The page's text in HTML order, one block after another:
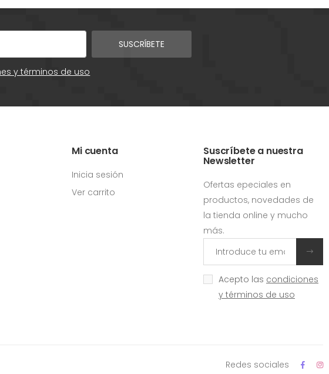
SUSCRÍBETE
y términos de uso
Mi cuenta
Inicia sesión
Ver carrito
Suscríbete a nuestra
Newsletter
Ofertas epeciales en
productos, novedades de
la tienda online y mucho
más.
Acepto las condiciones
y términos de uso
Redes sociales